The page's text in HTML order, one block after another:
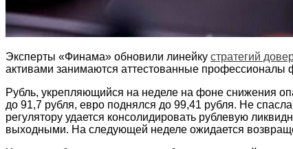
Эксперты «Финама» обновили линейку стратегий
активами занимаются аттестованные профессионалы
Рубль, укрепляющийся на неделе на фоне снижения
до 91,7 рубля, евро поднялся до 99,41 рубля. Не
регулятору удается консолидировать рублевую
выходными. На следующей неделе ожидается